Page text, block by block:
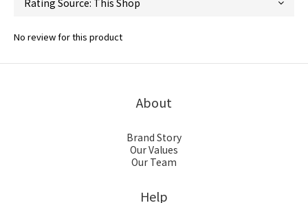
No review for this product
About
Brand Story
Our Values
Our Team
Help